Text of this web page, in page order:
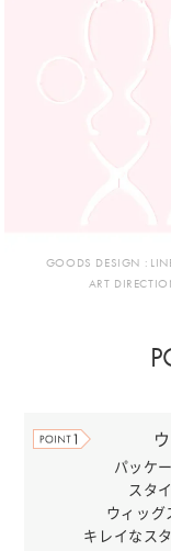
GOODS DESIGN :
ART
パッケ
スタ
ウィッグ
キレイなス